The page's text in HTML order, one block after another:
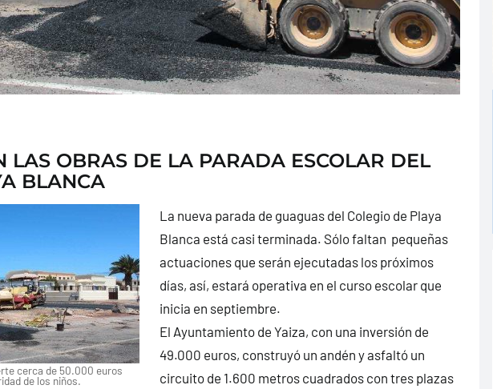
LAS OBRAS DE LA PARADA ESCOLAR DEL
BLANCA
cerca de 50.000 euros
de los niños.
La nueva parada de guaguas del Colegio de Playa
Blanca está casi terminada. Sólo faltan pequeñas
actuaciones que serán ejecutadas los próximos
días, así, estará operativa en el curso escolar que
inicia en septiembre.
El Ayuntamiento de Yaiza, con una inversión de
49.000 euros, construyó un andén y asfaltó un
circuito de 1.600 metros cuadrados con tres plazas